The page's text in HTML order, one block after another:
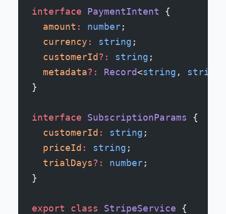
interface PaymentIntent {
  amount
: number;
  currency
: string ;
  customerId
?: string ;
  metadata
?: Record<string , string
}
interface SubscriptionParams {
  customerId
: string ;
  priceId
: string ;
  trialDays
?: number;
}
export class StripeService {